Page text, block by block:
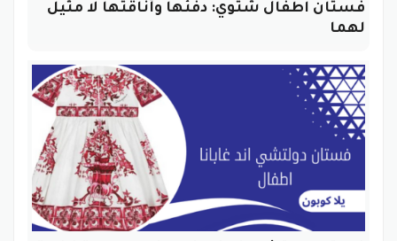
فستان اطفال شتوي: دفئها وأناقتها لا مثيل
لهما